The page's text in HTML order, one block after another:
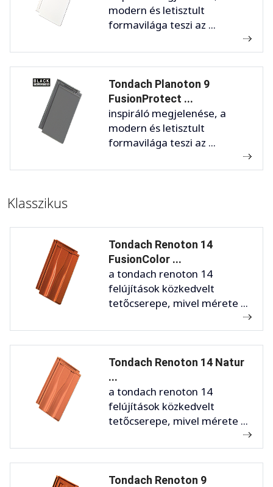
modern és letisztult
formavilága teszi az ...
Tondach Planoton 9
FusionProtect ...
inspiráló megjelenése, a
modern és letisztult
formavilága teszi az ...
Klasszikus
Tondach Renoton 14
FusionColor ...
a tondach renoton 14
felújítások közkedvelt
tetőcserepe, mivel mérete ...
Tondach Renoton 14 Natur
...
a tondach renoton 14
felújítások közkedvelt
tetőcserepe, mivel mérete ...
Tondach Renoton 9